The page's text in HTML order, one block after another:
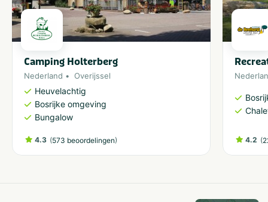
Camping Holterberg
Nederland Overijssel
Heuvelachtig
Bosrijke omgeving
Bungalow
4.3 (573 beoordelingen) 4.2 (